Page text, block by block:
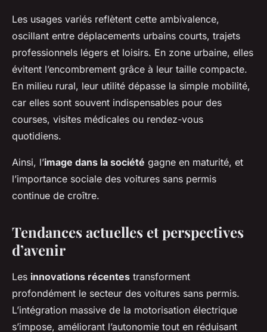
Les usages variés reflètent cette ambivalence,
oscillant entre déplacements urbains courts, trajets
professionnels légers et loisirs. En zone urbaine, elles
évitent l’encombrement grâce à leur taille compacte.
En milieu rural, leur utilité dépasse la simple mobilité,
car elles sont souvent indispensables pour des
courses, visites médicales ou rendez-vous
quotidiens.
Ainsi, l’image dans la société gagne en maturité, et
l’importance sociale des voitures sans permis
continue de croître.
Tendances actuelles et perspectives
d’avenir
Les innovations récentes transforment
profondément le secteur des voitures sans permis.
L’intégration massive de la motorisation électrique
s’impose, améliorant l’autonomie tout en réduisant